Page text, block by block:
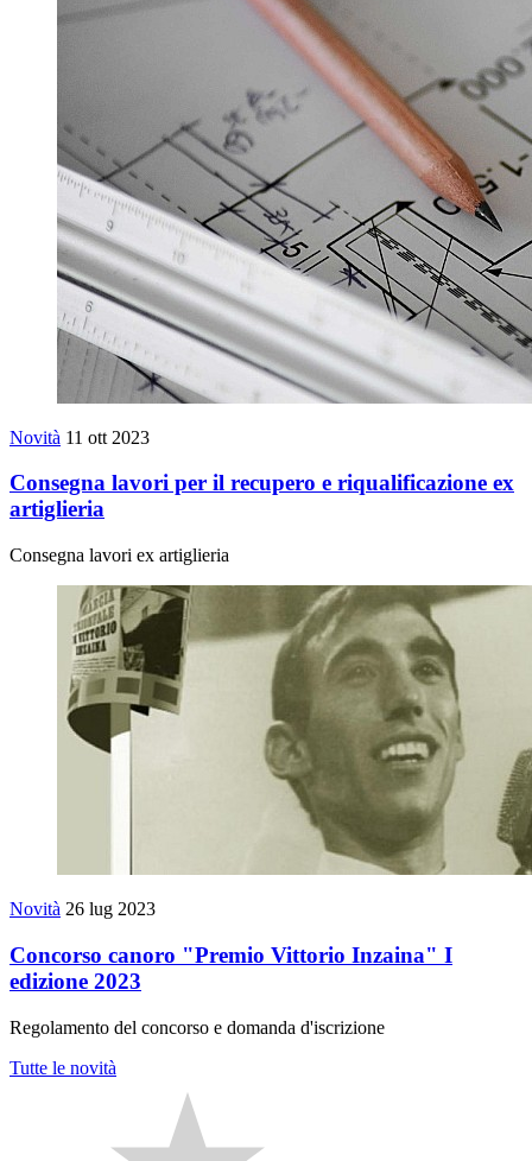
Novità 11 ott 2023
Consegna lavori per il recupero e riqualificazione ex
artiglieria
Consegna lavori ex artiglieria
Novità 26 lug 2023
Concorso canoro "Premio Vittorio Inzaina" I
edizione 2023
Regolamento del concorso e domanda d'iscrizione
Tutte le novità